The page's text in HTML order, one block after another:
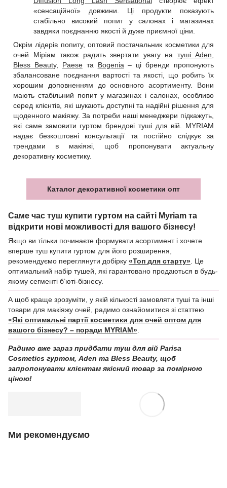
«сенсаційної» довжини. Ці продукти показують
стабільно високий попит у салонах і магазинах
завдяки поєднанню якості й дуже приємної ціни.
Окрім лідерів попиту, оптовий постачальник косметики для
очей Міріам також радить звертати увагу на туші Aden,
Bless Beauty, Paeseта Bogenia– ці бренди пропонують
збалансоване поєднання вартості та якості, що робить їх
хорошим доповненням до основного асортименту. Вони
мають стабільний попит у магазинах і салонах, особливо
серед клієнтів, які шукають доступні та надійні рішення для
щоденного макіяжу. За потреби наші менеджери підкажуть,
які саме замовити гуртом брендові туші для вій. MYRIAM
надає безкоштовні консультації та постійно слідкує за
трендами в макіяжі, щоб пропонувати актуальну
декоративну косметику.
Каталог декоративної косметики опт
Саме час туш купити гуртом на сайті Myriam та
відкрити нові можливості для вашого бізнесу!
Якщо ви тільки починаєте формувати асортимент і хочете
вперше туш купити гуртом для його розширення,
рекомендуємо переглянути добірку «Топ для старту». Це
оптимальний набір тушей, які гарантовано продаються в будь-
якому сегменті б’юті-бізнесу.
А щоб краще зрозуміти, у якій кількості замовляти туші та інші
товари для макіяжу очей, радимо ознайомитися зі статтею
«Які оптимальні партії косметики для очей оптом для
вашого бізнесу? – поради MYRIAM».
Радимо вже зараз придбати туш для вій Parisa
Cosmetics гуртом, Aden та Bless Beauty, щоб
запропонувати клієнтам якісний товар за помірною
ціною!
Ми рекомендуємо